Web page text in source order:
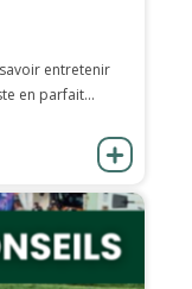
entretenir
en parfait...